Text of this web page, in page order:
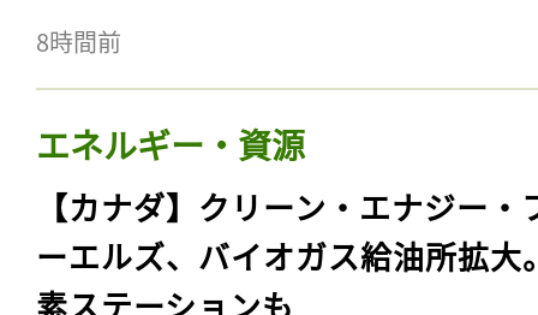
8時間前
エネルギー・資源
【カナダ】クリーン・エナジー・
ーエルズ、バイオガス給油所拡大
素ステーションも